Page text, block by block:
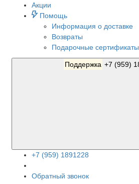
Акции
Помощь
Информация о доставке
Возвраты
Подарочные сертификаты
Поддержка
+7 (959) 1891228
Обратный звонок